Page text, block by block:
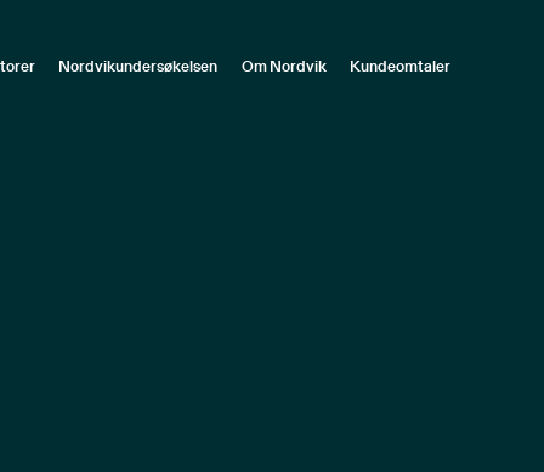
Nordvikundersøkelsen Om Nordvik Kundeomtaler